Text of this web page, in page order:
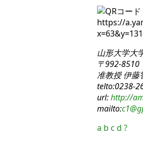
https://
山形大学大
〒992-
准教授 伊藤
telto:0238-
url:http://
mailto:c1
a b c d ?